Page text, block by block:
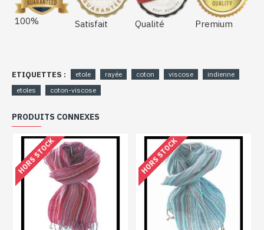
100% Satisfait Qualité Premium
ETIQUETTES : etole rayée coton viscose
indienne
etoles
coton-viscose
PRODUITS CONNEXES
HORS STOCK HORS STOCK